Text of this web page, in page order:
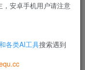
安卓手机用户请注意
各类AI工具搜索遇到